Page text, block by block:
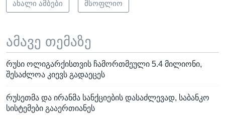
ახალი ამბები მსოფლიო
ამავე თემაზე
რუსი ოლიგარქისთვის ჩამორთმეული 5.4 მილიონი,
შესაძლოა კიევს გადაეცეს
რუსეთმა და ირანმა სანქციების დასაძლევად, საბანკო
სისტემები გააერთიანეს